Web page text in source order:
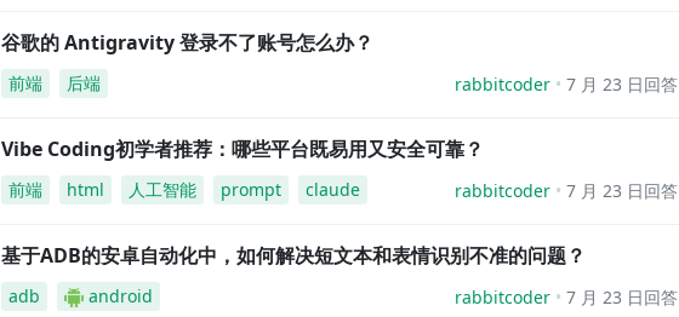
谷歌的 Antigravity 登录不了账号怎么办？
前端 后端 rabbitcoder 7 月 23 日回答
Vibe Coding初学者推荐：哪些平台既易用又安全可靠？
前端 html 人工智能 prompt claude rabbitcoder 7 月 23 日回答
基于ADB的安卓自动化中，如何解决短文本和表情识别不准的问题？
adb android rabbitcoder 7 月 23 日回答